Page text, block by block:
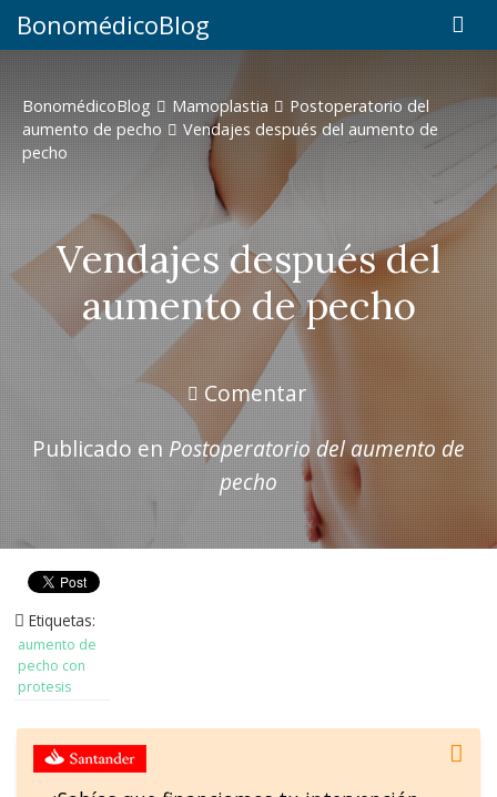
BonomédicoBlog
BonomédicoBlog Mamoplastia
Postoperatorio del
aumento de pecho
Vendajes después del aumento de
pecho
Vendajes después del
aumento de pecho
Comentar
Publicado en Postoperatorio del aumento de
pecho
Etiquetas:
aumento de
pecho con
protesis